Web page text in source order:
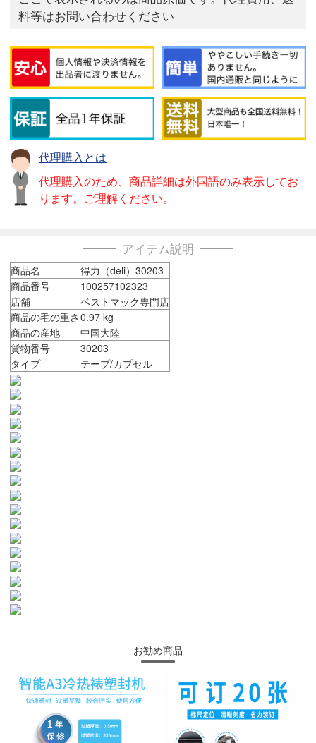
料等はお問い合わせください
代理購入とは
代理購入のため、商品詳細は外国語のみ表示してお
ります。ご理解ください。
アイテム説明
商品名
得力（deli）30203
商品番号
100257102323
店舗
ベストマック専門店
商品の毛の重さ 0.97 kg
商品の産地
中国大陸
貨物番号
30203
タイプ
テープ/カプセル
お勧め商品